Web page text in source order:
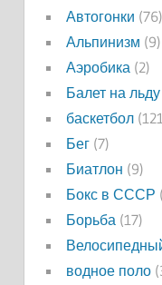
Автогонки (76)
Альпинизм (9)
Аэробика (2)
Балет на льду
баскетбол
Бег(7)
Биатлон (9)
Бокс в СССР
Борьба (17)
водное поло